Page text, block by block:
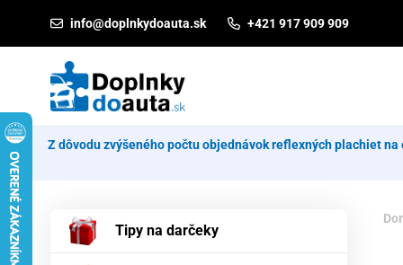
info@doplnkydoauta.sk +421 917 909 909
Z dôvodu zvýšeného počtu objednávok reflexných plachiet
Tipy na darčeky